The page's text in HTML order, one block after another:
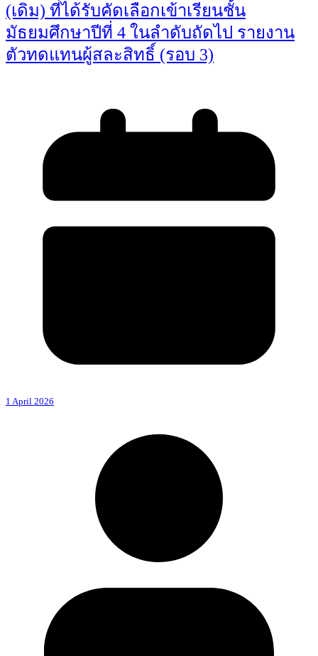
(เดิม) ที่ได้รับคัดเลือกเข้าเรียนชั้น
มัธยมศึกษาปีที่ 4 ในลำดับถัดไป รายงาน
ตัวทดแทนผู้สละสิทธิ์ (รอบ 3)
1 April 2026